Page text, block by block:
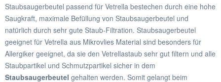
Staubsaugerbeutel passend für Vetrella bestechen durch eine hohe
Saugkraft, maximale Befüllung von Staubsaugerbeutel und
natürlich durch sehr gute Staub-Filtration. Staubsaugerbeutel
geeignet für Vetrella aus Mikrovlies Material sind besonders für
Allergiker geeignet, da sie den Vetrellastaub sehr gut filtern und alle
Staubpartikel und Schmutzpartikel sicher in dem
Staubsaugerbeutel gehalten werden. Somit gelangt beim